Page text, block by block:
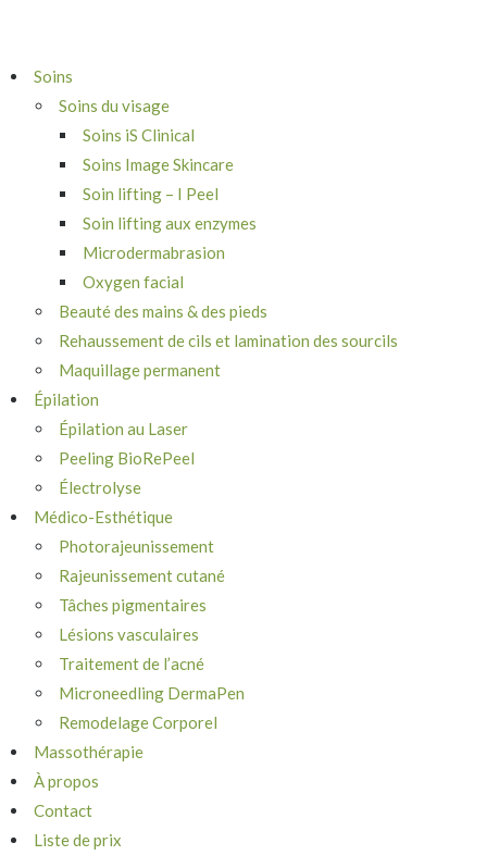
Soins
Soins du visage
Soins iS Clinical
Soins Image Skincare
Soin lifting – I Peel
Soin lifting aux enzymes
Microdermabrasion
Oxygen facial
Beauté des mains & des pieds
Rehaussement de cils et lamination des sourcils
Maquillage permanent
Épilation
Épilation au Laser
Peeling BioRePeel
Électrolyse
Médico-Esthétique
Photorajeunissement
Rajeunissement cutané
Tâches pigmentaires
Lésions vasculaires
Traitement de l’acné
Microneedling DermaPen
Remodelage Corporel
Massothérapie
À propos
Contact
Liste de prix